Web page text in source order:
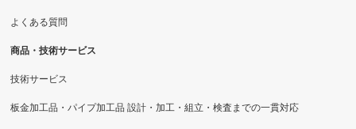
よくある質問
商品・技術サービス
技術サービス
板金加工品・パイプ加工品 設計・加工・組立・検査までの一貫対応